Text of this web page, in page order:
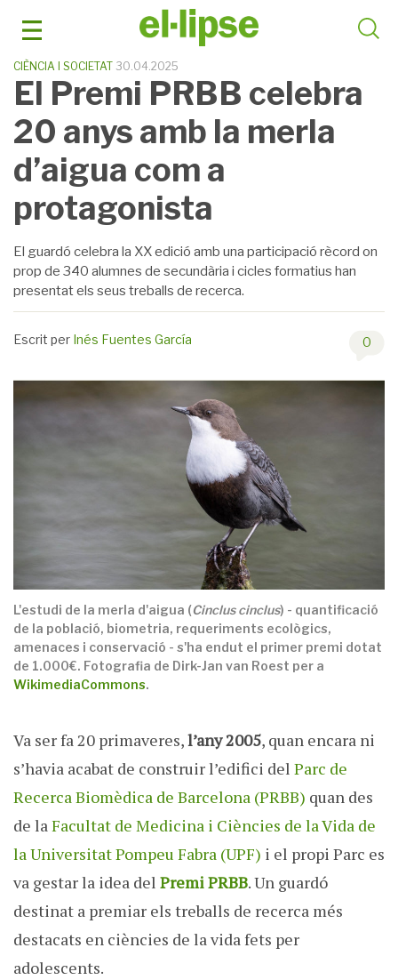
CIÈNCIA I SOCIETAT 30.04.2025
El Premi PRBB celebra
20 anys amb la merla
d’aigua com a
protagonista
El guardó celebra la XX edició amb una participació rècord on
prop de 340 alumnes de secundària i cicles formatius han
presentat els seus treballs de recerca.
Escrit per Inés Fuentes García 0
L'estudi de la merla d'aigua (Cinclus cinclus) - quantificació
de la població, biometria, requeriments ecològics,
amenaces i conservació - s'ha endut el primer premi dotat
de 1.000€. Fotografia de Dirk-Jan van Roest per a
WikimediaCommons.
Va ser fa 20 primaveres,l’any 2005, quan encara ni
s’havia acabat de construir l’edifici del Parc de
Recerca Biomèdica de Barcelona (PRBB) quan des
de laFacultat de Medicina i Ciències de la Vida de
la Universitat Pompeu Fabra (UPF) i el propi Parc es
va gestar la idea del Premi PRBB. Un guardó
destinat a premiar els treballs de recerca més
destacats en ciències de la vida fets per
adolescents.